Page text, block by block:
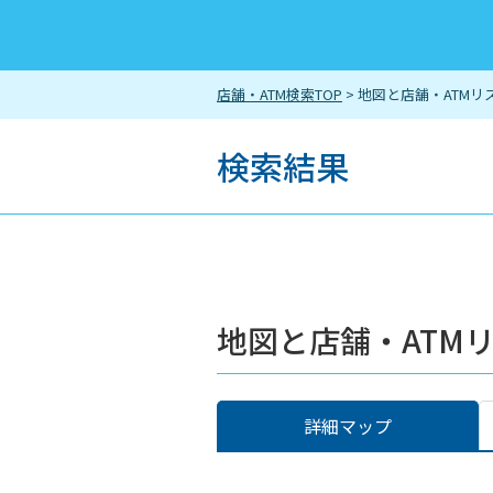
店舗・ATM検索TOP > 地図と店舗・ATMリ
検索結果
地図と店舗・ATM
詳細マップ